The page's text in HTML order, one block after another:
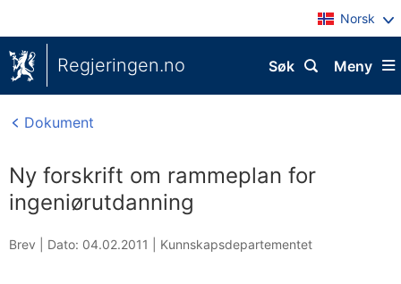
Norsk
Regjeringen.no Meny
Søk
Dokument
Ny forskrift om rammeplan for
ingeniørutdanning
Brev | Dato: 04.02.2011 Kunnskapsdepartementet